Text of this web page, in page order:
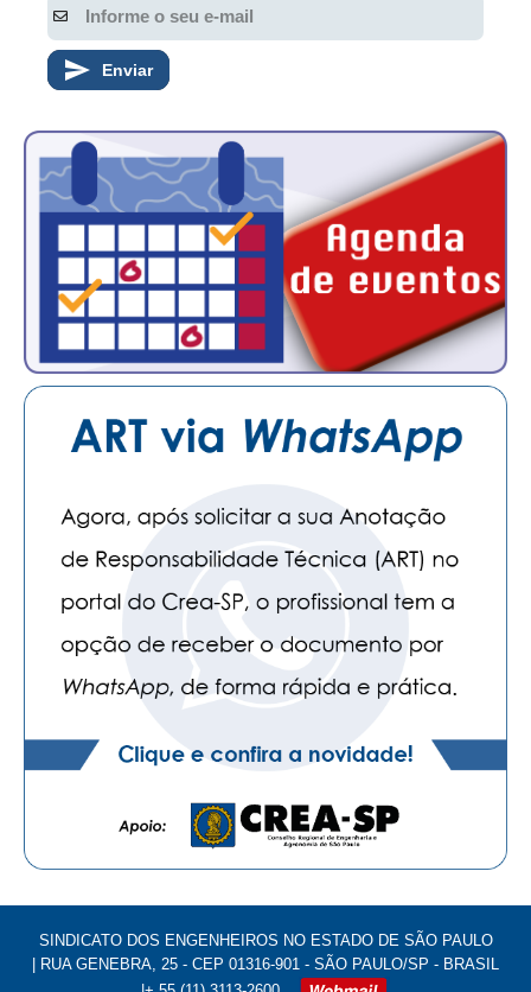
Enviar
SINDICATO DOS ENGENHEIROS NO ESTADO DE SÃO PAULO
| RUA GENEBRA, 25 - CEP 01316-901 - SÃO PAULO/SP - BRASIL